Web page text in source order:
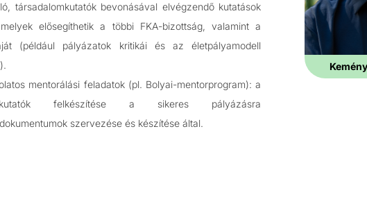
társadalomkutatók bevonásával elvégzendő kutatások
elősegíthetik a többi FKA-bizottság, valamint a
(például pályázatok kritikái és az életpályamodell
mentorálási feladatok (pl. Bolyai-mentorprogram): a
felkészítése a sikeres pályázásra
szervezése és készítése által.